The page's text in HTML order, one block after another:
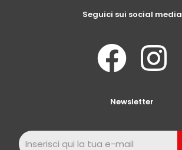
Seguici sui social media
Newsletter